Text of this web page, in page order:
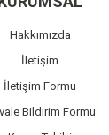
bulunuyor.
daha pahalı.
alternatifler olmalı.
Hakkımızda
İletişim
İletişim Formu
Bildirim Formu